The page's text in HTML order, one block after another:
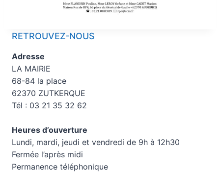
RETROUVEZ-NOUS
Adresse
LA MAIRIE
68-84 la place
62370 ZUTKERQUE
Tél : 03 21 35 32 62
Heures d’ouverture
Lundi, mardi, jeudi et vendredi de 9h à 12h30
Fermée l’après midi
Permanence téléphonique